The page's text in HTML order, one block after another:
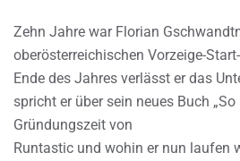
Zehn Jahre war Florian
oberösterreichischen Vorzeige-
Ende des Jahres verlässt er das
spricht er über sein neues Buch
Gründungszeit von
Runtastic und wohin er nun laufen